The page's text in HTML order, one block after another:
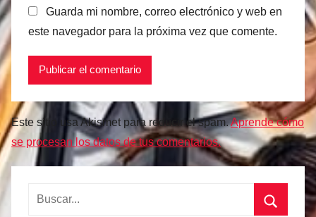
Guarda mi nombre, correo electrónico y web en
este navegador para la próxima vez que comente.
Este sitio usa Akismet para reducir el spam.Aprende cómo
se procesan los datos de tus comentarios.
Buscar: